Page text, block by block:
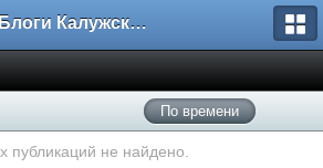
Блоги Калужского перекрестка
По времени
публикаций не найдено.